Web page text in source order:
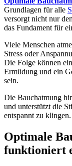
Grundlagen für alle
versorgt nicht nur
das Fundament für
Viele Menschen
Stress oder
Die Folge können
Ermüdung und ein
sein.
Die Bauchatmung
und unterstützt die
entspannt zu klingen.
Optimale
funktioniert